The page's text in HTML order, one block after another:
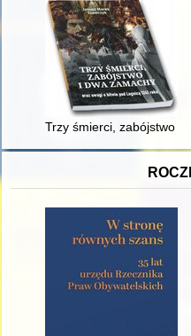
Trzy śmierci, zabójstwo i